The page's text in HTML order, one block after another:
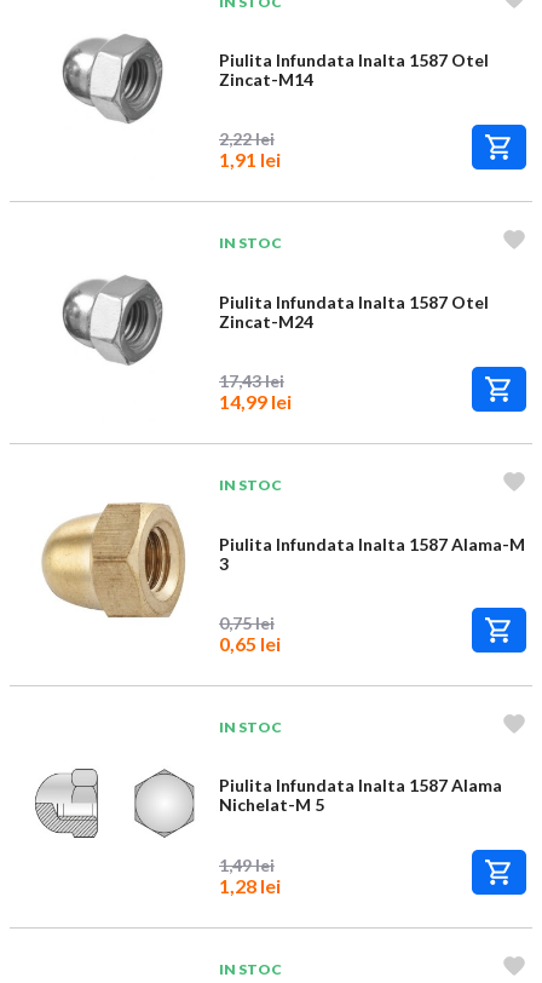
Piulita Infundata Inalta 1587 Otel
Zincat-M14
2,22 lei
1,91 lei
IN STOC
Piulita Infundata Inalta 1587 Otel
Zincat-M24
17,43 lei
14,99 lei
IN STOC
Piulita Infundata Inalta 1587 Alama-M
3
0,75 lei
0,65 lei
IN STOC
Piulita Infundata Inalta 1587 Alama
Nichelat-M 5
1,49 lei
1,28 lei
IN STOC